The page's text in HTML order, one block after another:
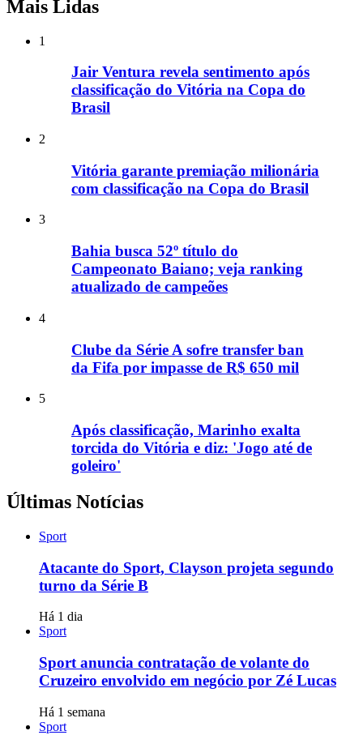
Mais Lidas
1
Jair Ventura revela sentimento após
classificação do Vitória na Copa do
Brasil
2
Vitória garante premiação milionária
com classificação na Copa do Brasil
3
Bahia busca 52º título do
Campeonato Baiano; veja ranking
atualizado de campeões
4
Clube da Série A sofre transfer ban
da Fifa por impasse de R$ 650 mil
5
Após classificação, Marinho exalta
torcida do Vitória e diz: 'Jogo até de
goleiro'
Últimas Notícias
Sport
Atacante do Sport, Clayson projeta segundo
turno da Série B
Há 1 dia
Sport
Sport anuncia contratação de volante do
Cruzeiro envolvido em negócio por Zé Lucas
Há 1 semana
Sport